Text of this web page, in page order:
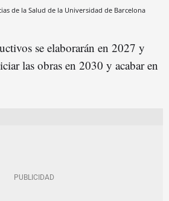
de la Salud de la Universidad de Barcelona
se elaborarán en 2027 y
las obras en 2030 y acabar en